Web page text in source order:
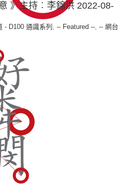
》主持︰李錦洪 2022-08-
- D100 通識系列 , -- Featured --, -- 網台